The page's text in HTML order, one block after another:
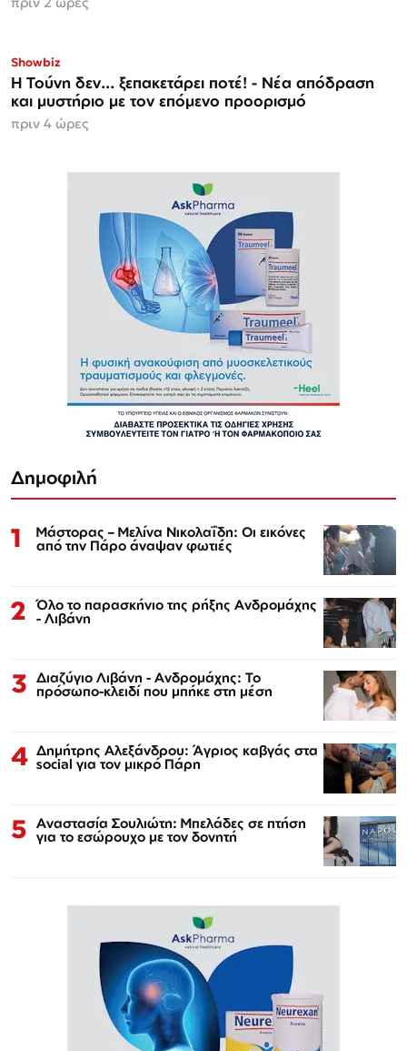
Showbiz
Η Τούνη δεν... ξεπακετάρει ποτέ! - Νέα απόδραση
και μυστήριο με τον επόμενο προορισμό
πριν 4 ώρες
Δημοφιλή
1 Μάστορας – Μελίνα Νικολαΐδη: Οι εικόνες
από την Πάρο άναψαν φωτιές
2 Όλο το παρασκήνιο της ρήξης Ανδρομάχης
- Λιβάνη
3 Διαζύγιο Λιβάνη - Ανδρομάχης: Το
πρόσωπο-κλειδί που μπήκε στη μέση
4 Δημήτρης Αλεξάνδρου: Άγριος καβγάς στα
social για τον μικρό Πάρη
5 Αναστασία Σουλιώτη: Μπελάδες σε πτήση
για το εσώρουχο με τον δονητή